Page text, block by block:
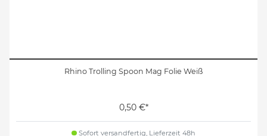
Rhino Trolling Spoon Mag Folie Weiß
0,50 €*
Sofort versandfertig, Lieferzeit 48h